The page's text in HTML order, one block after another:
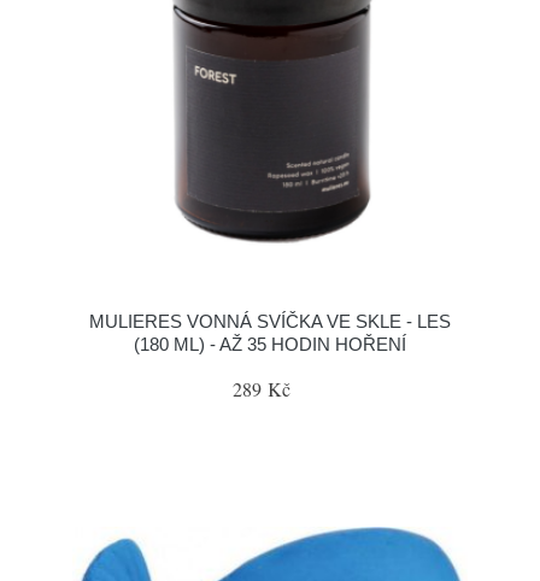
MULIERES VONNÁ SVÍČKA VE SKLE - LES
(180 ML) - AŽ 35 HODIN HOŘENÍ
289 Kč